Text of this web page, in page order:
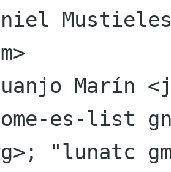
Marín
es-list
"lunatc